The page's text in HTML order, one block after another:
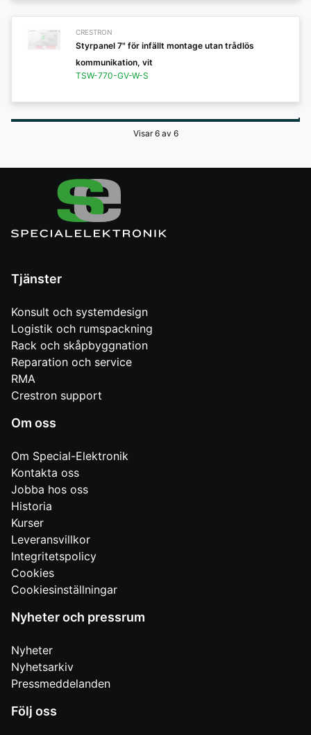
CRESTRON
Styrpanel 7" för infällt montage utan trådlös
kommunikation, vit
TSW-770-GV-W-S
Visar 6 av 6
Tjänster
Konsult och systemdesign
Logistik och rumspackning
Rack och skåpbyggnation
Reparation och service
RMA
Crestron support
Om oss
Om Special-Elektronik
Kontakta oss
Jobba hos oss
Historia
Kurser
Leveransvillkor
Integritetspolicy
Cookies
Cookiesinställningar
Nyheter och pressrum
Nyheter
Nyhetsarkiv
Pressmeddelanden
Följ oss